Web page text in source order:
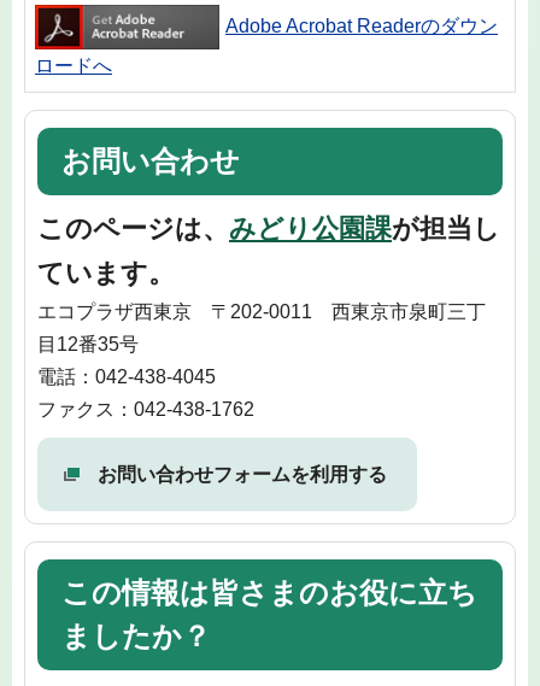
Adobe Acrobat Readerのダウン
ロードへ
お問い合わせ
このページは、 みどり公園課が担当し
ています。
エコプラザ西東京 〒202-0011 西東京市泉町三丁
目12番35号
電話：042-438-4045
ファクス：042-438-1762
お問い合わせフォームを利用する
この情報は皆さまのお役に立ち
ましたか？